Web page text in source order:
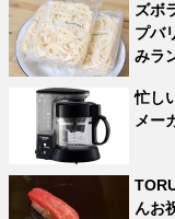
ズボ
プバ
みラ
忙し
メー
んお